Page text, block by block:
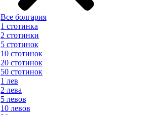
Все болгария
1 стотинка
2 стотинки
5 стотинок
10 стотинок
20 стотинок
50 стотинок
1 лев
2 лева
5 левов
10 левов